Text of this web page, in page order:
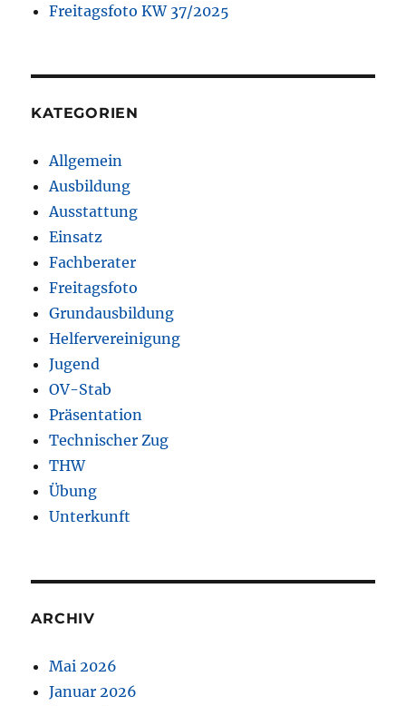
Freitagsfoto KW 37/2025
KATEGORIEN
Allgemein
Ausbildung
Ausstattung
Einsatz
Fachberater
Freitagsfoto
Grundausbildung
Helfervereinigung
Jugend
OV-Stab
Präsentation
Technischer Zug
THW
Übung
Unterkunft
ARCHIV
Mai 2026
Januar 2026